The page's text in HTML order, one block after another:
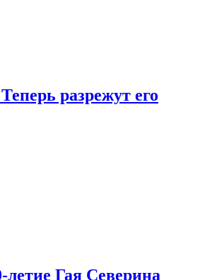
разрежут его
летие Гая Северина